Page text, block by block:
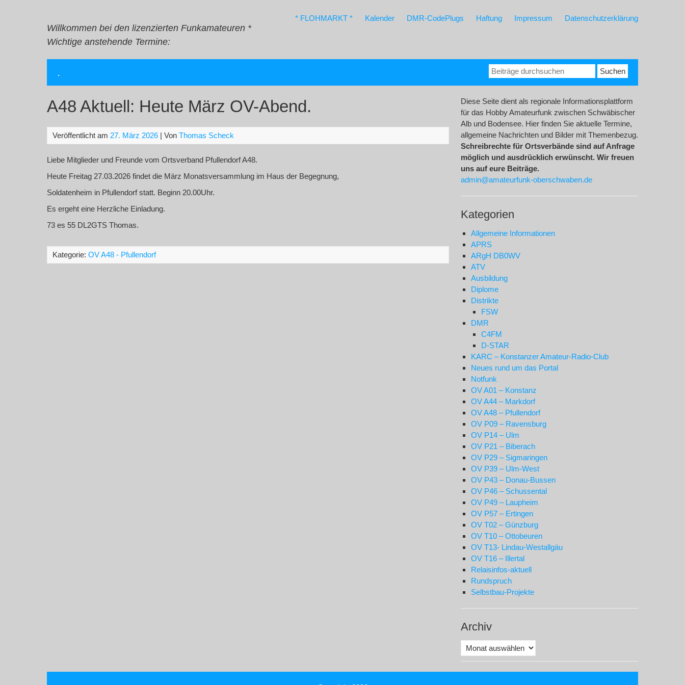
Willkommen bei den lizenzierten Funkamateuren *
Wichtige anstehende Termine:
* FLOHMARKT * Kalender DMR-CodePlugs Haftung Impressum Datenschutzerklärung
.
Suchen
nach:
A48 Aktuell: Heute März OV-Abend.
Veröffentlicht am 27. März 2026 | Von Thomas Scheck
Liebe Mitglieder und Freunde vom Ortsverband Pfullendorf A48.
Heute Freitag 27.03.2026 findet die März Monatsversammlung im Haus der Begegnung,
Soldatenheim in Pfullendorf statt. Beginn 20.00Uhr.
Es ergeht eine Herzliche Einladung.
73 es 55 DL2GTS Thomas.
Kategorie: OV A48 - Pfullendorf
Diese Seite dient als regionale Informationsplattform
für das Hobby Amateurfunk zwischen Schwäbischer
Alb und Bodensee. Hier finden Sie aktuelle Termine,
allgemeine Nachrichten und Bilder mit Themenbezug.
Schreibrechte für Ortsverbände sind auf Anfrage
möglich und ausdrücklich erwünscht. Wir freuen
uns auf eure Beiträge.
admin@amateurfunk-oberschwaben.de
Kategorien
Allgemeine Informationen
APRS
ARgH DB0WV
ATV
Ausbildung
Diplome
Distrikte
FSW
DMR
C4FM
D-STAR
KARC – Konstanzer Amateur-Radio-Club
Neues rund um das Portal
Notfunk
OV A01 – Konstanz
OV A44 – Markdorf
OV A48 – Pfullendorf
OV P09 – Ravensburg
OV P14 – Ulm
OV P21 – Biberach
OV P29 – Sigmaringen
OV P39 – Ulm-West
OV P43 – Donau-Bussen
OV P46 – Schussental
OV P49 – Laupheim
OV P57 – Ertingen
OV T02 – Günzburg
OV T10 – Ottobeuren
OV T13- Lindau-Westallgäu
OV T16 – Illertal
Relaisinfos-aktuell
Rundspruch
Selbstbau-Projekte
Archiv
Archiv